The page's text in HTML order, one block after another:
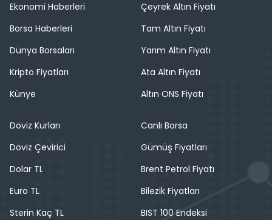
Ekonomi Haberleri
Borsa Haberleri
Dünya Borsaları
Kripto Fiyatları
Künye
Çeyrek Altın Fiyatı
Tam Altın Fiyatı
Yarım Altın Fiyatı
Ata Altın Fiyatı
Altın ONS Fiyatı
Döviz Kurları
Döviz Çevirici
Dolar TL
Euro TL
Sterin Kaç TL
Canlı Borsa
Gümüş Fiyatları
Brent Petrol Fiyatı
Bilezik Fiyatları
BIST 100 Endeksi